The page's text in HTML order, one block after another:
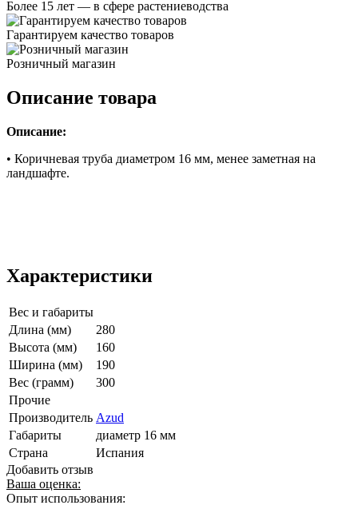
Более 15 лет — в сфере растениеводства
Гарантируем качество товаров
Розничный магазин
Описание товара
Описание:
• Коричневая труба диаметром 16 мм, менее заметная на
ландшафте.
Характеристики
Вес и габариты
Длина (мм)
280
Высота (мм)
160
Ширина (мм)
190
Вес (грамм)
300
Прочие
Производитель Azud
Габариты
диаметр 16 мм
Страна
Испания
Добавить отзыв
Ваша оценка:
Опыт использования: